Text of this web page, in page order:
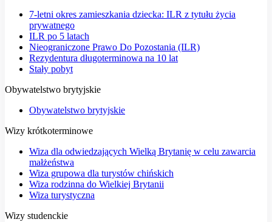
7-letni okres zamieszkania dziecka: ILR z tytułu życia
prywatnego
ILR po 5 latach
Nieograniczone Prawo Do Pozostania (ILR)
Rezydentura długoterminowa na 10 lat
Stały pobyt
Obywatelstwo brytyjskie
Obywatelstwo brytyjskie
Wizy krótkoterminowe
Wiza dla odwiedzających Wielką Brytanię w celu zawarcia
małżeństwa
Wiza grupowa dla turystów chińskich
Wiza rodzinna do Wielkiej Brytanii
Wiza turystyczna
Wizy studenckie